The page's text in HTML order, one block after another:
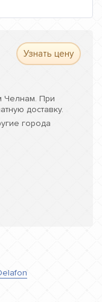
Узнать цену
При
доставку.
города